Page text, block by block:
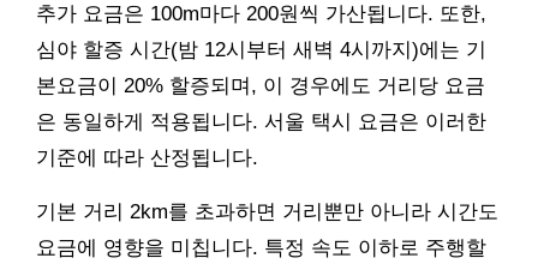
추가 요금은 100m마다 200원씩 가산됩니다. 또한,
심야 할증 시간(밤 12시부터 새벽 4시까지)에는 기
본요금이 20% 할증되며, 이 경우에도 거리당 요금
은 동일하게 적용됩니다. 서울 택시 요금은 이러한
기준에 따라 산정됩니다.
기본 거리 2km를 초과하면 거리뿐만 아니라 시간도
요금에 영향을 미칩니다. 특정 속도 이하로 주행할